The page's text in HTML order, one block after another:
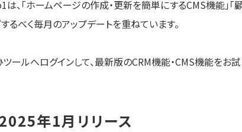
は、「ホームページの作成・更新を簡単にするCMS機能」「
るべく毎月のアップデートを重ねています。
ールへログインして、最新版のCRM機能・CMS機能をお試
2025年1月リリース